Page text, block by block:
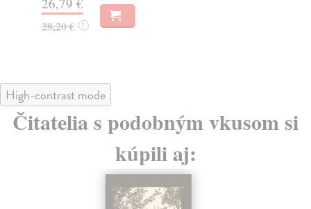
28,20 € ?
High-contrast mode
Čitatelia s podobným vkusom si
kúpili aj: